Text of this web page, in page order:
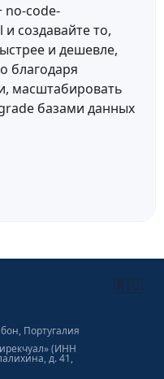
no-code-
создавайте то,
и дешевле,
благодаря
масштабировать
базами данных
Португалия
(ИНН
д. 41,
🇷🇺